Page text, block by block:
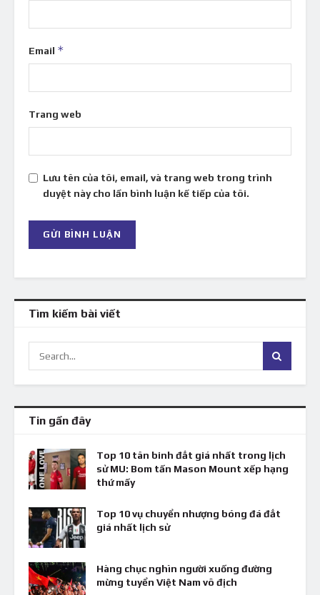
Email *
Trang web
Lưu tên của tôi, email, và trang web trong trình
duyệt này cho lần bình luận kế tiếp của tôi.
Tìm kiếm bài viết
Tin gần đây
Top 10 tân binh đắt giá nhất trong lịch
sử MU: Bom tấn Mason Mount xếp hạng
thứ mấy
Top 10 vụ chuyển nhượng bóng đá đắt
giá nhất lịch sử
Hàng chục nghìn người xuống đường
mừng tuyển Việt Nam vô địch